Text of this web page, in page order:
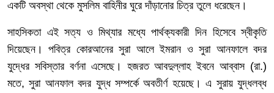
একটি অবস্থা থেকে মুসলিম বাহিনীর ঘুরে দাঁড়ানোর চিত্র তুলে ধরেছেন।
সাহসিকতা এই সত্য ও মিথ্যার মধ্যে পার্থক্যকারী দিন হিসেবে স্বীকৃতি
দিয়েছেন।
পবিত্র কোরআনের সুরা আলে ইমরান ও সুরা আনফালে বদর
যুদ্ধের সবিস্তার বর্ণনা এসেছে। হজরত আবদুল্লাহ ইবনে আব্বাস(রা.)
মতে,সুরা আনফাল বদর যুদ্ধ সম্পর্কে অবতীর্ণ হয়েছে। এ সুরায় যুদ্ধলব্ধ